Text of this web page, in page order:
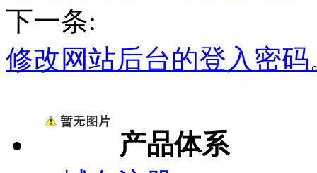
下一条:
修改网站后台的登入密码
产品体系